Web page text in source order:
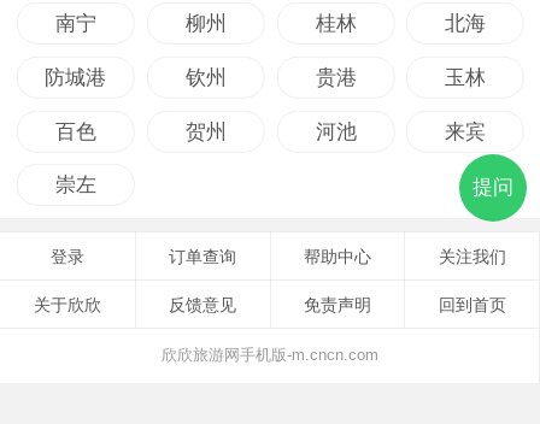
南宁 柳州 桂林 北海
防城港 钦州 贵港 玉林
百色 贺州 河池 来宾
崇左 提问
登录 订单查询 帮助中心 关注我们
关于欣欣 反馈意见 免责声明 回到首页
欣欣旅游网手机版-m.cncn.com